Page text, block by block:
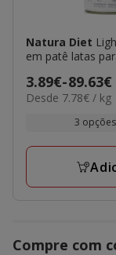
Natura Diet
em patê latas
Preço
de
89.63€
3.89€-89.63€
7.78€
Desde 7.78€ / kg
3
Compre com